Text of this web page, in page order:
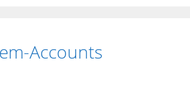
Accounts